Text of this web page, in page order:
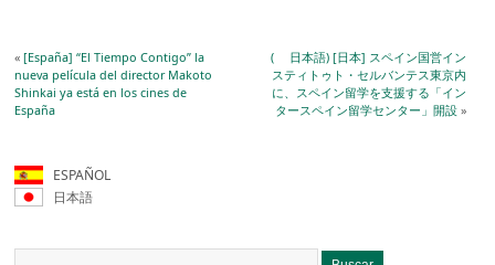
«[España] “El Tiempo Contigo” la
nueva película del director Makoto
Shinkai ya está en los cines de
España
( 日本語) [日本] スペイン国営イン
スティトゥト・セルバンテス東京内
に、スペイン留学を支援する「イン
タースペイン留学センター」開設»
ESPAÑOL
日本語